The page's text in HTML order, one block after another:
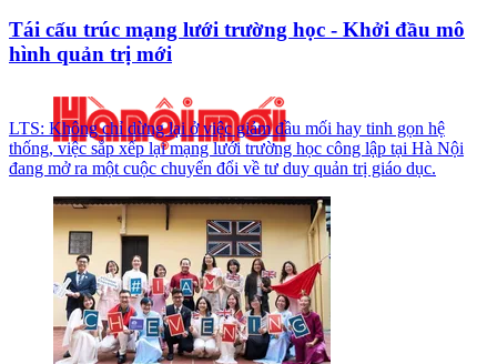
Tái cấu trúc mạng lưới trường học - Khởi đầu mô
hình quản trị mới
LTS: Không chỉ dừng lại ở việc giảm đầu mối hay tinh gọn hệ
thống, việc sắp xếp lại mạng lưới trường học công lập tại Hà Nội
đang mở ra một cuộc chuyển đổi về tư duy quản trị giáo dục.